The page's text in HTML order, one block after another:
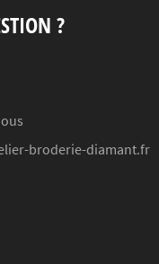
?
broderie-diamant.fr